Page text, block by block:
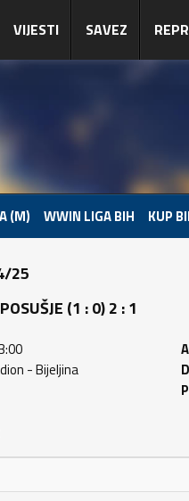
VIJESTI SAVEZ
(M) WWIN LIGA BIH KUP
25
(1 : 0) 2 : 1
- Bijeljina